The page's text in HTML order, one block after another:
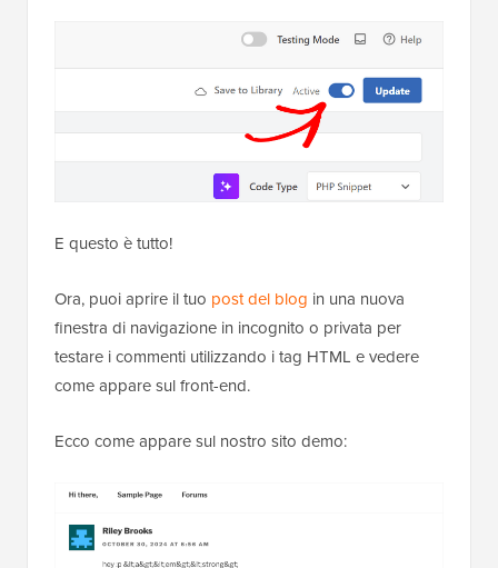
E questo è tutto!
Ora, puoi aprire il tuo post del blog in una nuova
finestra di navigazione in incognito o privata per
testare i commenti utilizzando i tag HTML e vedere
come appare sul front-end.
Ecco come appare sul nostro sito demo: